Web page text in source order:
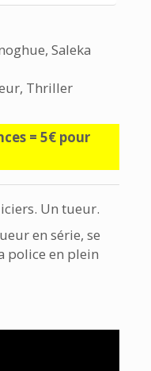
Saleka
Thriller
= 5€ pour
Un tueur.
en série, se
police en plein